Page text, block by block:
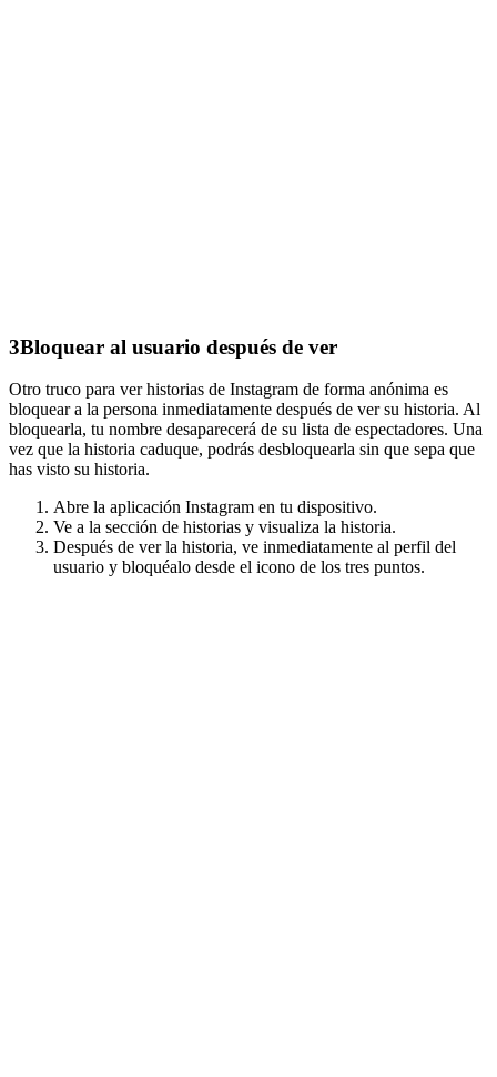
3Bloquear al usuario después de ver
Otro truco para ver historias de Instagram de forma anónima es
bloquear a la persona inmediatamente después de ver su historia. Al
bloquearla, tu nombre desaparecerá de su lista de espectadores. Una
vez que la historia caduque, podrás desbloquearla sin que sepa que
has visto su historia.
Abre la aplicación Instagram en tu dispositivo.
Ve a la sección de historias y visualiza la historia.
Después de ver la historia, ve inmediatamente al perfil del
usuario y bloquéalo desde el icono de los tres puntos.